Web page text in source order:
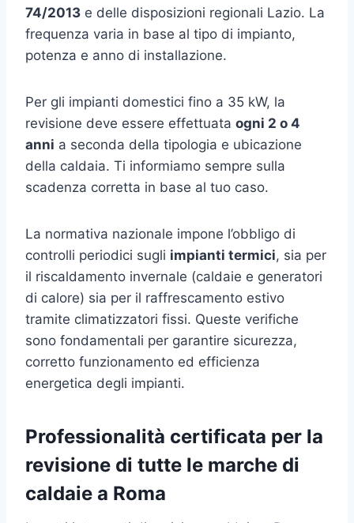
74/2013 e delle disposizioni regionali Lazio. La
frequenza varia in base al tipo di impianto,
potenza e anno di installazione.
Per gli impianti domestici fino a 35 kW, la
revisione deve essere effettuata ogni 2 o 4
anni a seconda della tipologia e ubicazione
della caldaia. Ti informiamo sempre sulla
scadenza corretta in base al tuo caso.
La normativa nazionale impone l’obbligo di
controlli periodici sugli impianti termici, sia per
il riscaldamento invernale (caldaie e generatori
di calore) sia per il raffrescamento estivo
tramite climatizzatori fissi. Queste verifiche
sono fondamentali per garantire sicurezza,
corretto funzionamento ed efficienza
energetica degli impianti.
Professionalità certificata per la
revisione di tutte le marche di
caldaie a Roma